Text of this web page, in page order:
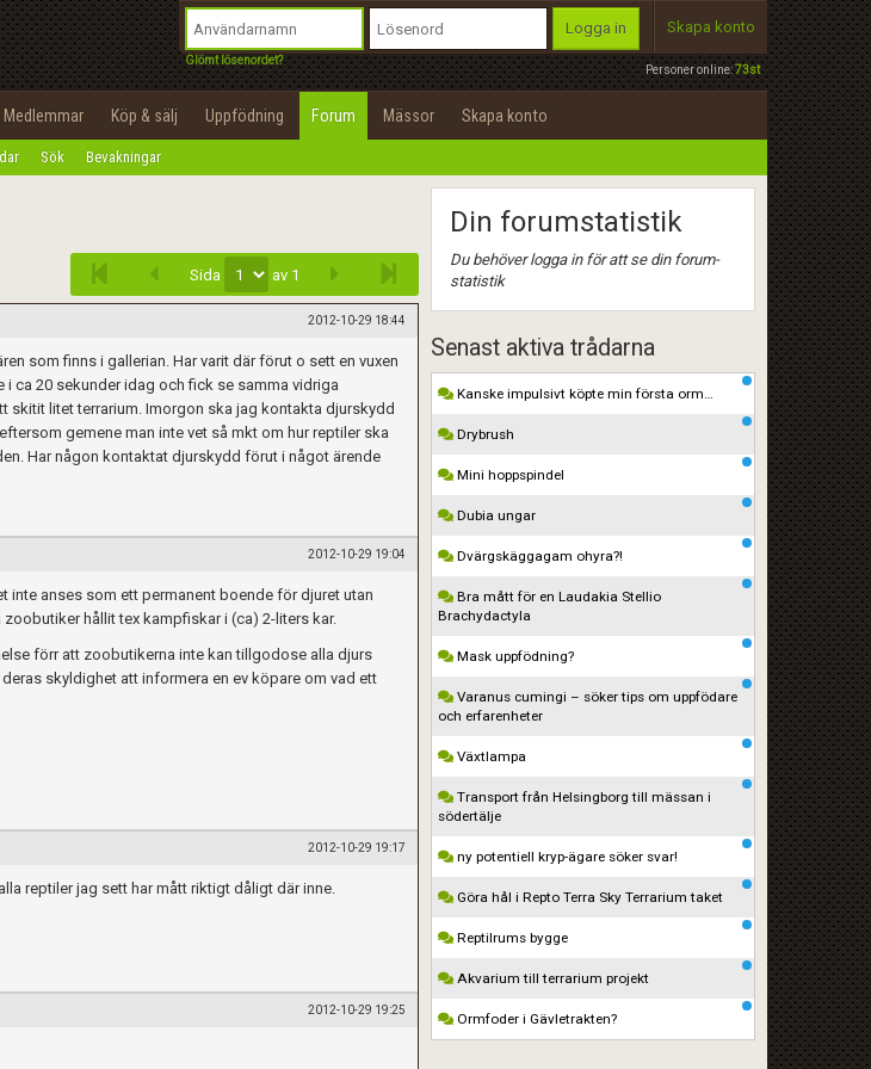
Personer online:73st
Logga in
Glömt lösenordet?
Skapa konto
Medlemmar Köp & sälj Uppfödning Forum Mässor Skapa konto
Sök Bevakningar
Sida av 1
2012-10-29 18:44
som finns i gallerian. Har varit där förut o sett en vuxen
ca 20 sekunder idag och fick se samma vidriga
litet terrarium. Imorgon ska jag kontakta djurskydd
gemene man inte vet så mkt om hur reptiler ska
Har någon kontaktat djurskydd förut i något ärende
2012-10-29 19:04
inte anses som ett permanent boende för djuret utan
hållit tex kampfiskar i (ca) 2-liters kar.
förr att zoobutikerna inte kan tillgodose alla djurs
skyldighet att informera en ev köpare om vad ett
2012-10-29 19:17
reptiler jag sett har mått riktigt dåligt där inne.
2012-10-29 19:25
Din forumstatistik
Du behöver logga in för att se din forum-
statistik
Senast aktiva trådarna
Kanske impulsivt köpte min första orm…
Drybrush
Mini hoppspindel
Dubia ungar
Dvärgskäggagam ohyra?!
Bra mått för en Laudakia Stellio
Brachydactyla
Mask uppfödning?
Varanus cumingi – söker tips om uppfödare
och erfarenheter
Växtlampa
Transport från Helsingborg till mässan i
södertälje
ny potentiell kryp-ägare söker svar!
Göra hål i Repto Terra Sky Terrarium taket
Reptilrums bygge
Akvarium till terrarium projekt
Ormfoder i Gävletrakten?
Infoga
Utför
100%
OK
Privacy Policy
Skapa konto
Tillbaka till förstasidan